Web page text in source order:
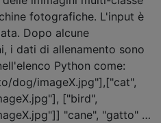
fotografiche. L'input è
Dopo alcune
i dati di allenamento sono
Python come:
dog/imageX.jpg"],["cat",
["bird",
"cane", "gatto" …